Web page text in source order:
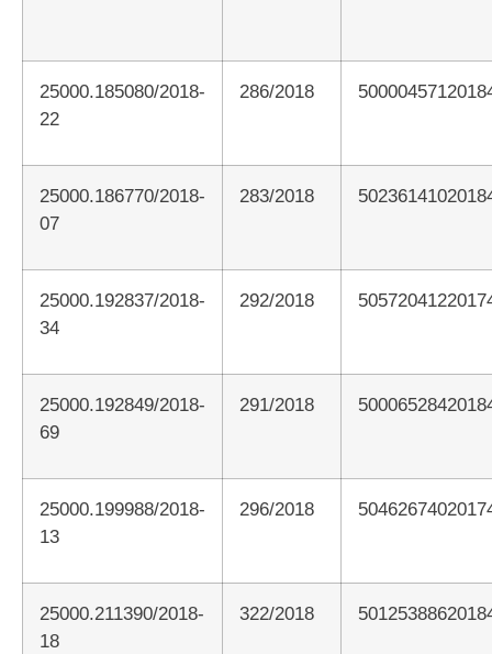
25000.185080/2018-
22
286/2018
25000.186770/2018-
07
283/2018
25000.192837/2018-
34
292/2018
25000.192849/2018-
69
291/2018
25000.199988/2018-
13
296/2018
25000.211390/2018-
18
322/2018